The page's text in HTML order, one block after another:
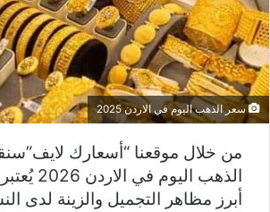
سعر الذهب اليوم في الاردن 2025
من خلال موقعنا “أسعارك
الذهب
أبرز مظاهر التجميل والزينة لدى